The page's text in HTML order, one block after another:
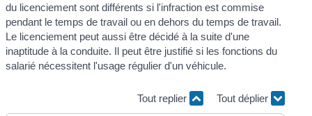
du licenciement sont différents si l'infraction est commise
pendant le temps de travail ou en dehors du temps de travail.
Le licenciement peut aussi être décidé à la suite d'une
inaptitude à la conduite. Il peut être justifié si les fonctions du
salarié nécessitent l'usage régulier d'un véhicule.
Tout replier Tout déplier